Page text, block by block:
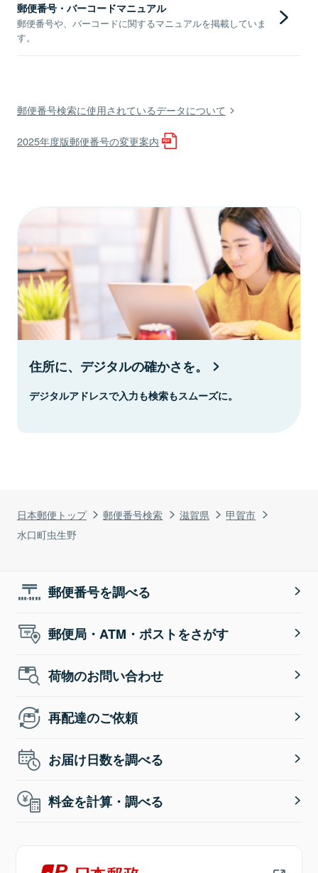
日本郵便トップ 郵便番号検索 滋賀県
甲賀市
水口町虫生野
郵便番号・バーコードマニュアル
郵便番号や、バーコードに関するマニュアルを掲載していま
す。
郵便番号検索に使用されているデータについて
2025年度版郵便番号の変更案内
住所に、デジタルの確かさを。
デジタルアドレスで入力も検索もスムーズに。
郵便番号を調べる
郵便局・ATM・ポストをさがす
荷物のお問い合わせ
再配達のご依頼
お届け日数を調べる
料金を計算・調べる